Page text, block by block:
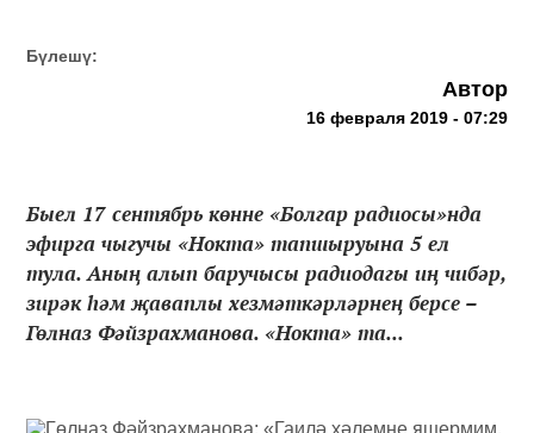
Бүлешү:
Автор
16 февраля 2019 - 07:29
Быел 17 сентябрь көнне «Болгар радиосы»нда
эфирга чыгучы «Нокта» тапшыруына 5 ел
тула. Аның алып баручысы радиодагы иң чибәр,
зирәк һәм җаваплы хезмәткәрләрнең берсе –
Гөлназ Фәйзрахманова. «Нокта» та...